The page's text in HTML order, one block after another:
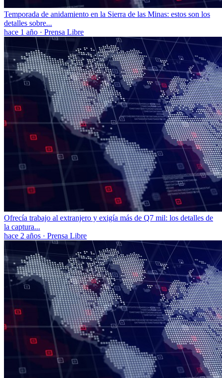
Temporada de anidamiento en la Sierra de las Minas: estos son los
detalles sobre...
hace 1 año · Prensa Libre
Ofrecía trabajo al extranjero y exigía más de Q7 mil: los detalles de
la captura...
hace 2 años · Prensa Libre